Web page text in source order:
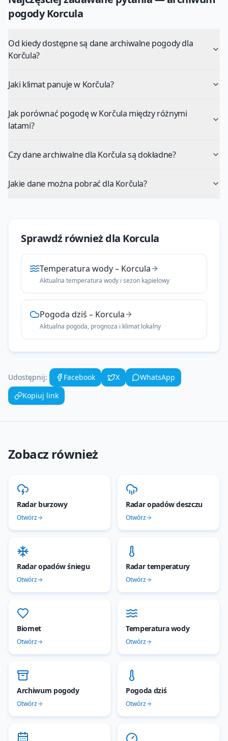
pogodyKorcula
Od kiedy dostępne są dane archiwalne pogody dla
Korčula?
Jaki klimat panuje w Korčula?
Jak porównać pogodę w Korčula między różnymi
latami?
Czy dane archiwalne dla Korčula są dokładne?
Jakie dane można pobrać dla Korčula?
Sprawdź również dla Korcula
Temperatura wody– Korcula
Aktualna temperatura wody i sezon kąpielowy
Pogoda dziś – Korcula
Aktualna pogoda, prognoza i klimat lokalny
Udostępnij: Facebook X
WhatsApp
Kopiuj link
Zobacz również
Radar burzowy
Otwórz
Radar opadów deszczu
Otwórz
Radar opadów śniegu
Otwórz
Radar temperatury
Otwórz
Biomet
Otwórz
Temperatura wody
Otwórz
Archiwum pogody
Otwórz
Pogoda dziś
Otwórz